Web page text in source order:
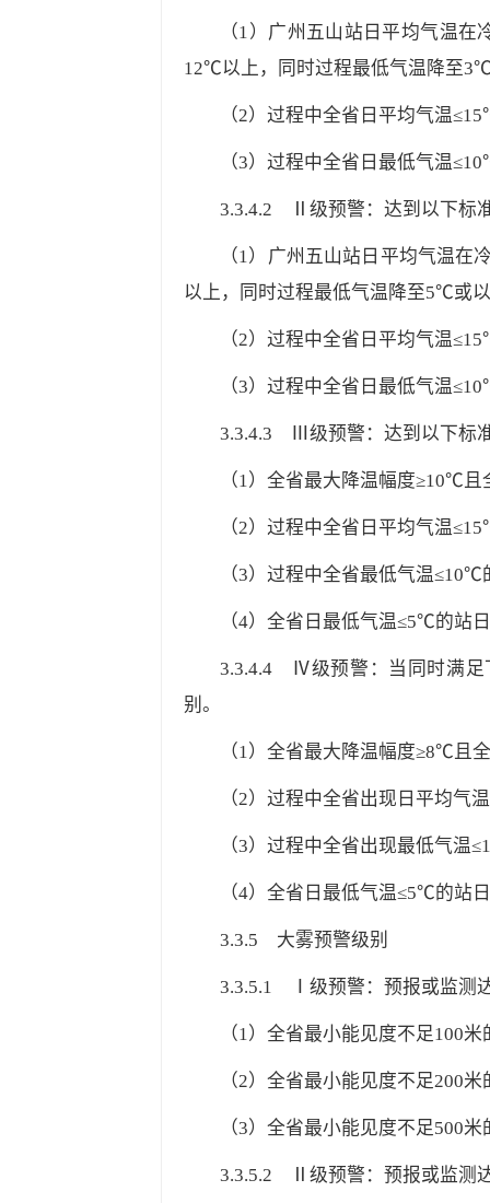
（1）广州五山站日平均气温
12℃以上，同时过程最低气温降至
（2）过程中全省日平均气温
（3）过程中全省日最低气温
3.3.4.2 Ⅱ级预警：达到以下标
（1）广州五山站日平均气温
以上，同时过程最低气温降至5℃或
（2）过程中全省日平均气温
（3）过程中全省日最低气温
3.3.4.3 Ⅲ级预警：达到以下标
（1）全省最大降温幅度≥10℃
（2）过程中全省日平均气温
（3）过程中全省最低气温
（4）全省日最低气温≤5℃的站
3.3.4.4 Ⅳ级预警：当同时满足
别。
（1）全省最大降温幅度≥8℃且
（2）过程中全省出现日平均
（3）过程中全省出现最低气
（4）全省日最低气温≤5℃的站
3.3.5 大雾预警级别
3.3.5.1 Ⅰ级预警：预报或监测
（1）全省最小能见度不足100
（2）全省最小能见度不足200
（3）全省最小能见度不足500米
3.3.5.2 Ⅱ级预警：预报或监测